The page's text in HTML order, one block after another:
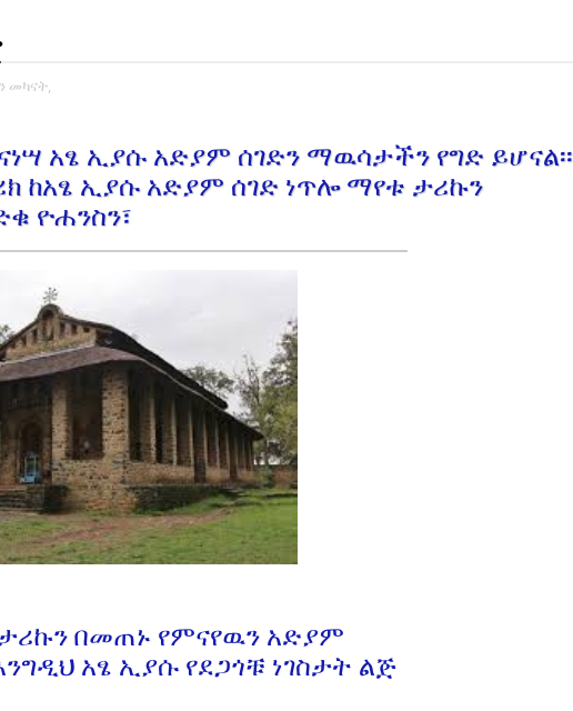
መካናት,
አፄ ኢያሱ አድያም ሰገድን ማዉሳታችን የግድ ይሆናል፡፡
ከአፄ ኢያሱ አድያም ሰገድ ነጥሎ ማየቱ ታሪኩን
ዮሐንስን፣
በመጠኑ የምናየዉን አድያም
አፄ ኢያሱ የደጋጎቹ ነገስታት ልጅ